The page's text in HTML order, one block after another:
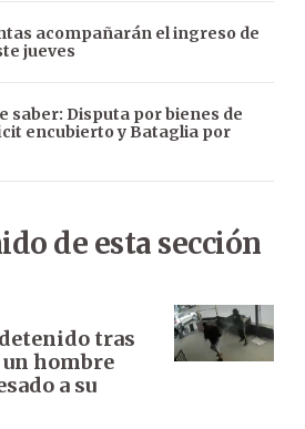
acompañarán el ingreso de
jueves
saber: Disputa por bienes de
encubierto y Bataglia por
de esta sección
tras
hombre
a su